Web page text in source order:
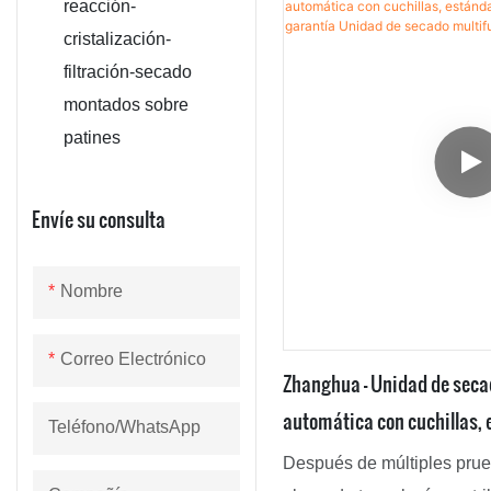
reacción-
cristalización-
filtración-secado
montados sobre
patines
Envíe su consulta
Nombre
Correo Electrónico
Teléfono/WhatsApp
aspas, personalizado
Zhanghua - Unidad de
automática con cuchillas,
de garantía Unidad de
Después de múltiples